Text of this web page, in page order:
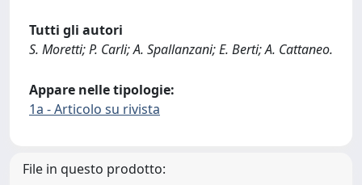
Tutti gli autori
S. Moretti; P. Carli; A. Spallanzani; E. Berti; A. Cattaneo.
Appare nelle tipologie:
1a - Articolo su rivista
File in questo prodotto: